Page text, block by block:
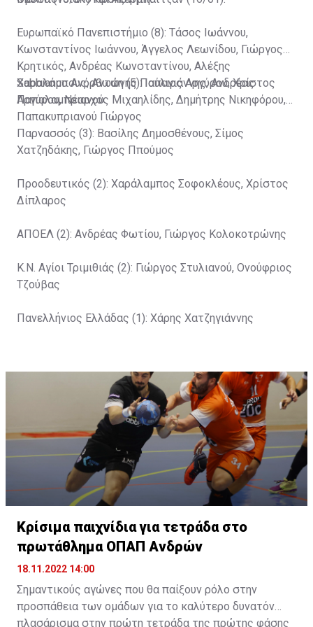
Ευρωπαϊκό Πανεπιστήμιο (8): Tάσος Ιωάννου,
Κωνσταντίνος Ιωάννου, Άγγελος Λεωνίδου, Γιώργος
Κρητικός, Ανδρέας Κωνσταντίνου, Αλέξης
Χαραλάμπους, Αντώνης Παπαγιάννης, Ανδρέας
Παπαλαμπριανού
Sabbianco Aνόρθωση (5): Ιούλιος Αργύρου, Χρίστος
Αργύρου, Νέαρχος Μιχαηλίδης, Δημήτρης Νικηφόρου,
Παπακυπριανού Γιώργος
Παρνασσός (3): Bασίλης Δημοσθένους, Σίμος
Χατζηδάκης, Γιώργος Ππούμος
Προοδευτικός (2): Χαράλαμπος Σοφοκλέους, Χρίστος
Δίπλαρος
ΑΠΟΕΛ (2): Ανδρέας Φωτίου, Γιώργος Κολοκοτρώνης
Κ.Ν. Αγίοι Τριμιθιάς (2): Γιώργος Στυλιανού, Ονούφριος
Τζούβας
Πανελλήνιος Eλλάδας (1): Χάρης Χατζηγιάννης
Κρίσιμα παιχνίδια για τετράδα στο
πρωτάθλημα ΟΠΑΠ Ανδρών
18.11.2022 14:00
Σημαντικούς αγώνες που θα παίξουν ρόλο στην
προσπάθεια των ομάδων για το καλύτερο δυνατόν
πλασάρισμα στην πρώτη τετράδα της πρώτης φάσης